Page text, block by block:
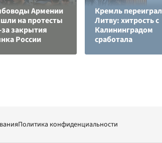
Армении
на протесты
за закрытия
России
Кремль переиграл
Литву: хитрость с
Калининградом
сработала
Политика конфиденциальности